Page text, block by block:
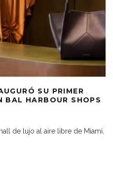
SU PRIMER
BAL HARBOUR SHOPS
de lujo al aire libre de Miami,